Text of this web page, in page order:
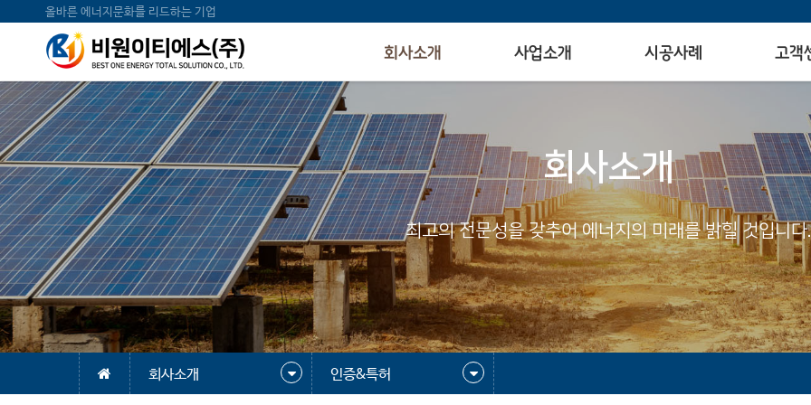
올바른 에너지문화를 리드하는 기업
회사소개 사업소개 시공사례 고객
회사소개
최고의 전문성을 갖추어 에너지의 미래를 밝힐 것입니다.
회사소개 인증&특허